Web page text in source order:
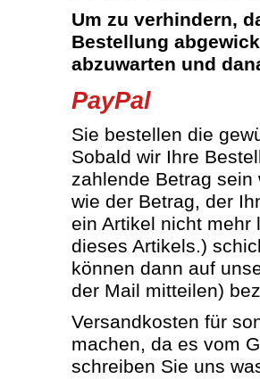
Um zu verhindern,
Bestellung
abzuwarten und
PayPal
Sie bestellen die
Sobald wir Ihre
zahlende Betrag
wie der Betrag, der
ein Artikel nicht mehr
dieses Artikels.)
können dann auf
der Mail mitteilen)
Versandkosten für
machen, da es vom
schreiben Sie uns